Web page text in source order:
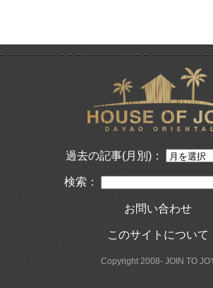
過去の記事(月別)：
検索：
お問い合わせ
このサイトについて
Copyright 2008- JOIN TO